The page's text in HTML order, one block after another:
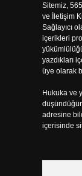
Sitemiz,
ve İletişim
Sağlayıcı
içerikleri
yazdıkları
üye olarak
Hukuka ve
adresine
içerisinde